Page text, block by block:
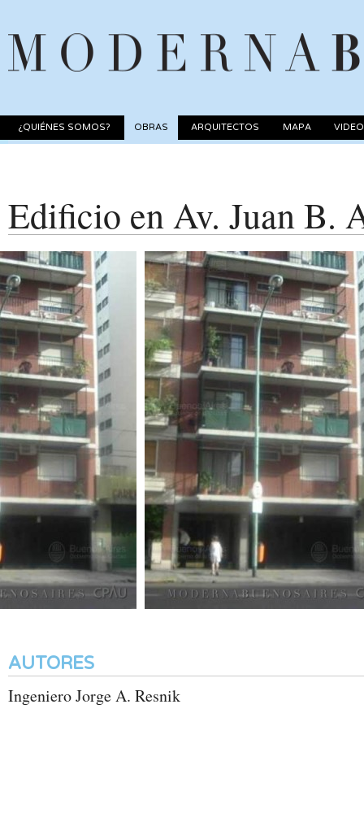
¿QUIÉNES SOMOS? OBRAS ARQUITECTOS MAPA
Edificio en Av. Juan B.
AUTORES
Ingeniero Jorge A. Resnik